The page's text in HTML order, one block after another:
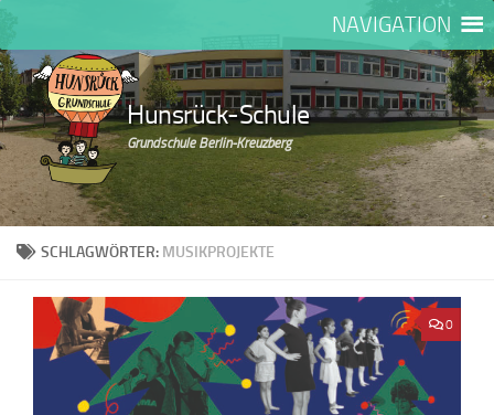
NAVIGATION
Hunsrück-Schule
Grundschule Berlin-Kreuzberg
SCHLAGWÖRTER: MUSIKPROJEKTE
0